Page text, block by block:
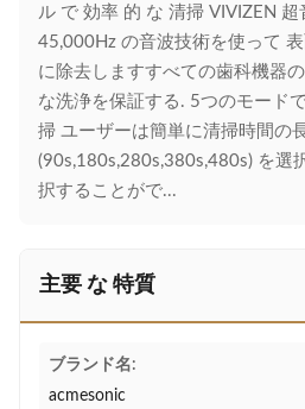
ル で 効率 的 な 清掃 VIVIZEN
45,000Hz の音波技術を使って
に除去しますすべての歯科機器
な洗浄を保証する. 5つのモード
掃 ユーザーは簡単に清掃時間の
(90s,180s,280s,380s,480s) を選
択することがで...
主要 な 特質
ブランド名:
acmesonic